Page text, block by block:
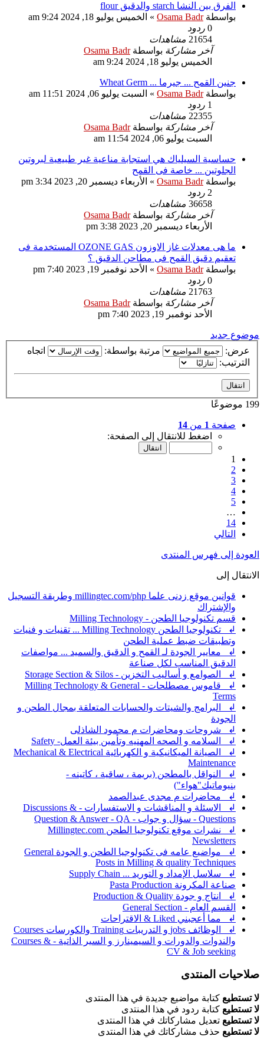
الفرق بين النشا starch والدقيق flour
بواسطةOsama Badr
» الخميس يوليو 18, 2024 9:24 am
0 ردود
21654 مشاهدات
آخر مشاركة بواسطةOsama Badr
الخميس يوليو 18, 2024 9:24 am
جنين القمح ... جيرما ... Wheat Germ
بواسطةOsama Badr
» السبت يوليو 06, 2024 11:51 am
1 ردود
22355 مشاهدات
آخر مشاركة بواسطةOsama Badr
السبت يوليو 06, 2024 11:54 am
حساسية السيلياك هي استجابة مناعية غير طبيعية لبروتين
الجلوتين ... خاصة فى القمح
بواسطةOsama Badr
» الأربعاء ديسمبر 20, 2023 3:34 pm
2 ردود
36658 مشاهدات
آخر مشاركة بواسطةOsama Badr
الأربعاء ديسمبر 20, 2023 3:38 pm
ما هى معدلات غاز الاوزون OZONE GAS المستخدمة فى
تعقيم دقيق القمح فى مطاحن الدقيق ؟
بواسطةOsama Badr
» الأحد نوفمبر 19, 2023 7:40 pm
0 ردود
21763 مشاهدات
آخر مشاركة بواسطةOsama Badr
الأحد نوفمبر 19, 2023 7:40 pm
موضوع جديد
عرض:
مرتبة بواسطة:
اتجاه
الترتيب:
199 موضوعًا
صفحة 1 من 14
اضغط للانتقال إلى الصفحة:
1
2
3
4
5
…
14
التالي
العودة إلى فهرس المنتدى
الانتقال إلى
قوانين موقع زدنى علما millingtec.com/php وطريقة التسجيل
والإشتراك
قسم تكنولوجيا الطحن - Milling Technology
↲ تكنولوجيا الطحن Milling Technology ... تقنيات و فنيات
وتطبيقات ضبط عملية الطحن
↲ معايير الجودة لـ القمح و الدقيق والسميد ... مواصفات
الدقيق المناسب لكل صناعة
↲ الصوامع و أساليب التخزين - Storage Section & Silos
↲ قاموس مصطلحات - Milling Technology & General
Terms
↲ البرامج والشيتات والحسابات المتعلقة بمجال الطحن و
الجودة
↲ شروحات ومحاضرات م محمود الشاذلى
↲ السلامه و الصحه المهنيه وتأمين بيئة العمل- Safety
↲ الصيانة الميكانيكية و الكهربائية Mechanical & Electrical
Maintenance
↲ النواقل بالمطحن (بريمة ، ساقية ، كاتينه -
بنيوماتيك"هواء")
↲ محاضرات م مجدى عبدالصمد
↲ الاسئلة و المناقشات و الاستفسارات - Discussions &
Questions - سؤال و جواب - Question & Answer - QA
↲ نشرات موقع تكنولوجيا الطحن Millingtec.com
Newsletters
↲ مواضيع عامه فى تكنولوجيا الطحن و الجودة General
Posts in Milling & quality Techniques
↲ سلاسل الإمداد و التوريد ... Supply Chain
صناعة المكرونة Pasta Production
↲ انتاج و جودة Production & Quality
القسم العام - General Section
↲ مما أعجبني Liked & الاقتراحات
↲ الوظائف jobs و التدريبات Training والكورسات Courses
والندوات والدورات و السيمينارز و السير الذاتية - Courses &
CV & Job seeking
صلاحيات المنتدى
لا تستطيع كتابة مواضيع جديدة في هذا المنتدى
لا تستطيع كتابة ردود في هذا المنتدى
لا تستطيع تعديل مشاركاتك في هذا المنتدى
لا تستطيع حذف مشاركاتك في هذا المنتدى